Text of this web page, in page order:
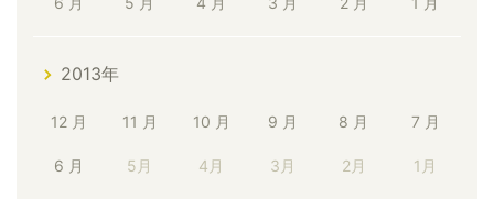
2013年
12 月 11 月 10 月 9 月 8 月 7 月
6 月 5月 4月 3月 2月 1月